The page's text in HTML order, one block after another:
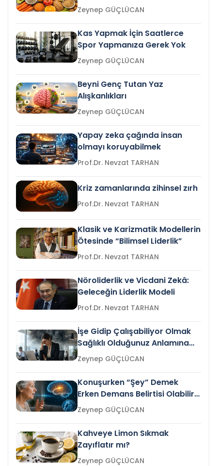
Zeynep GÜÇLÜCAN
Kas Yapmak İçin Saatlerce
Spor Yapmanıza Gerek Yok
Zeynep GÜÇLÜCAN
Beyni Genç Tutan Yaz
Alışkanlıkları
Zeynep GÜÇLÜCAN
Yapay zeka çağında insan
olmayı koruyabilmek
Prof.Dr. Nevzat TARHAN
Kriz zamanlarında zihinsel zırh
Prof.Dr. Nevzat TARHAN
Klasik ve Karizmatik Modellerin
Ötesinde “Bilimsel Liderlik”
Prof.Dr. Nevzat TARHAN
Nöroliderlik ve Vicdani Zekâ:
Geleceğin Liderlik Modeli
Prof.Dr. Nevzat TARHAN
İşe Gidip Çalışabiliyor Olmak
Sağlıklı Olduğunuz Anlamına
Gelir mi?Zeynep GÜÇLÜCAN
Konuşurken “Şey” Demek
Erken Demans Belirtisi Olabilir
mi?
Zeynep GÜÇLÜCAN
Kahveye Limon Sıkmak
Zayıflatır mı?
Zeynep GÜÇLÜCAN